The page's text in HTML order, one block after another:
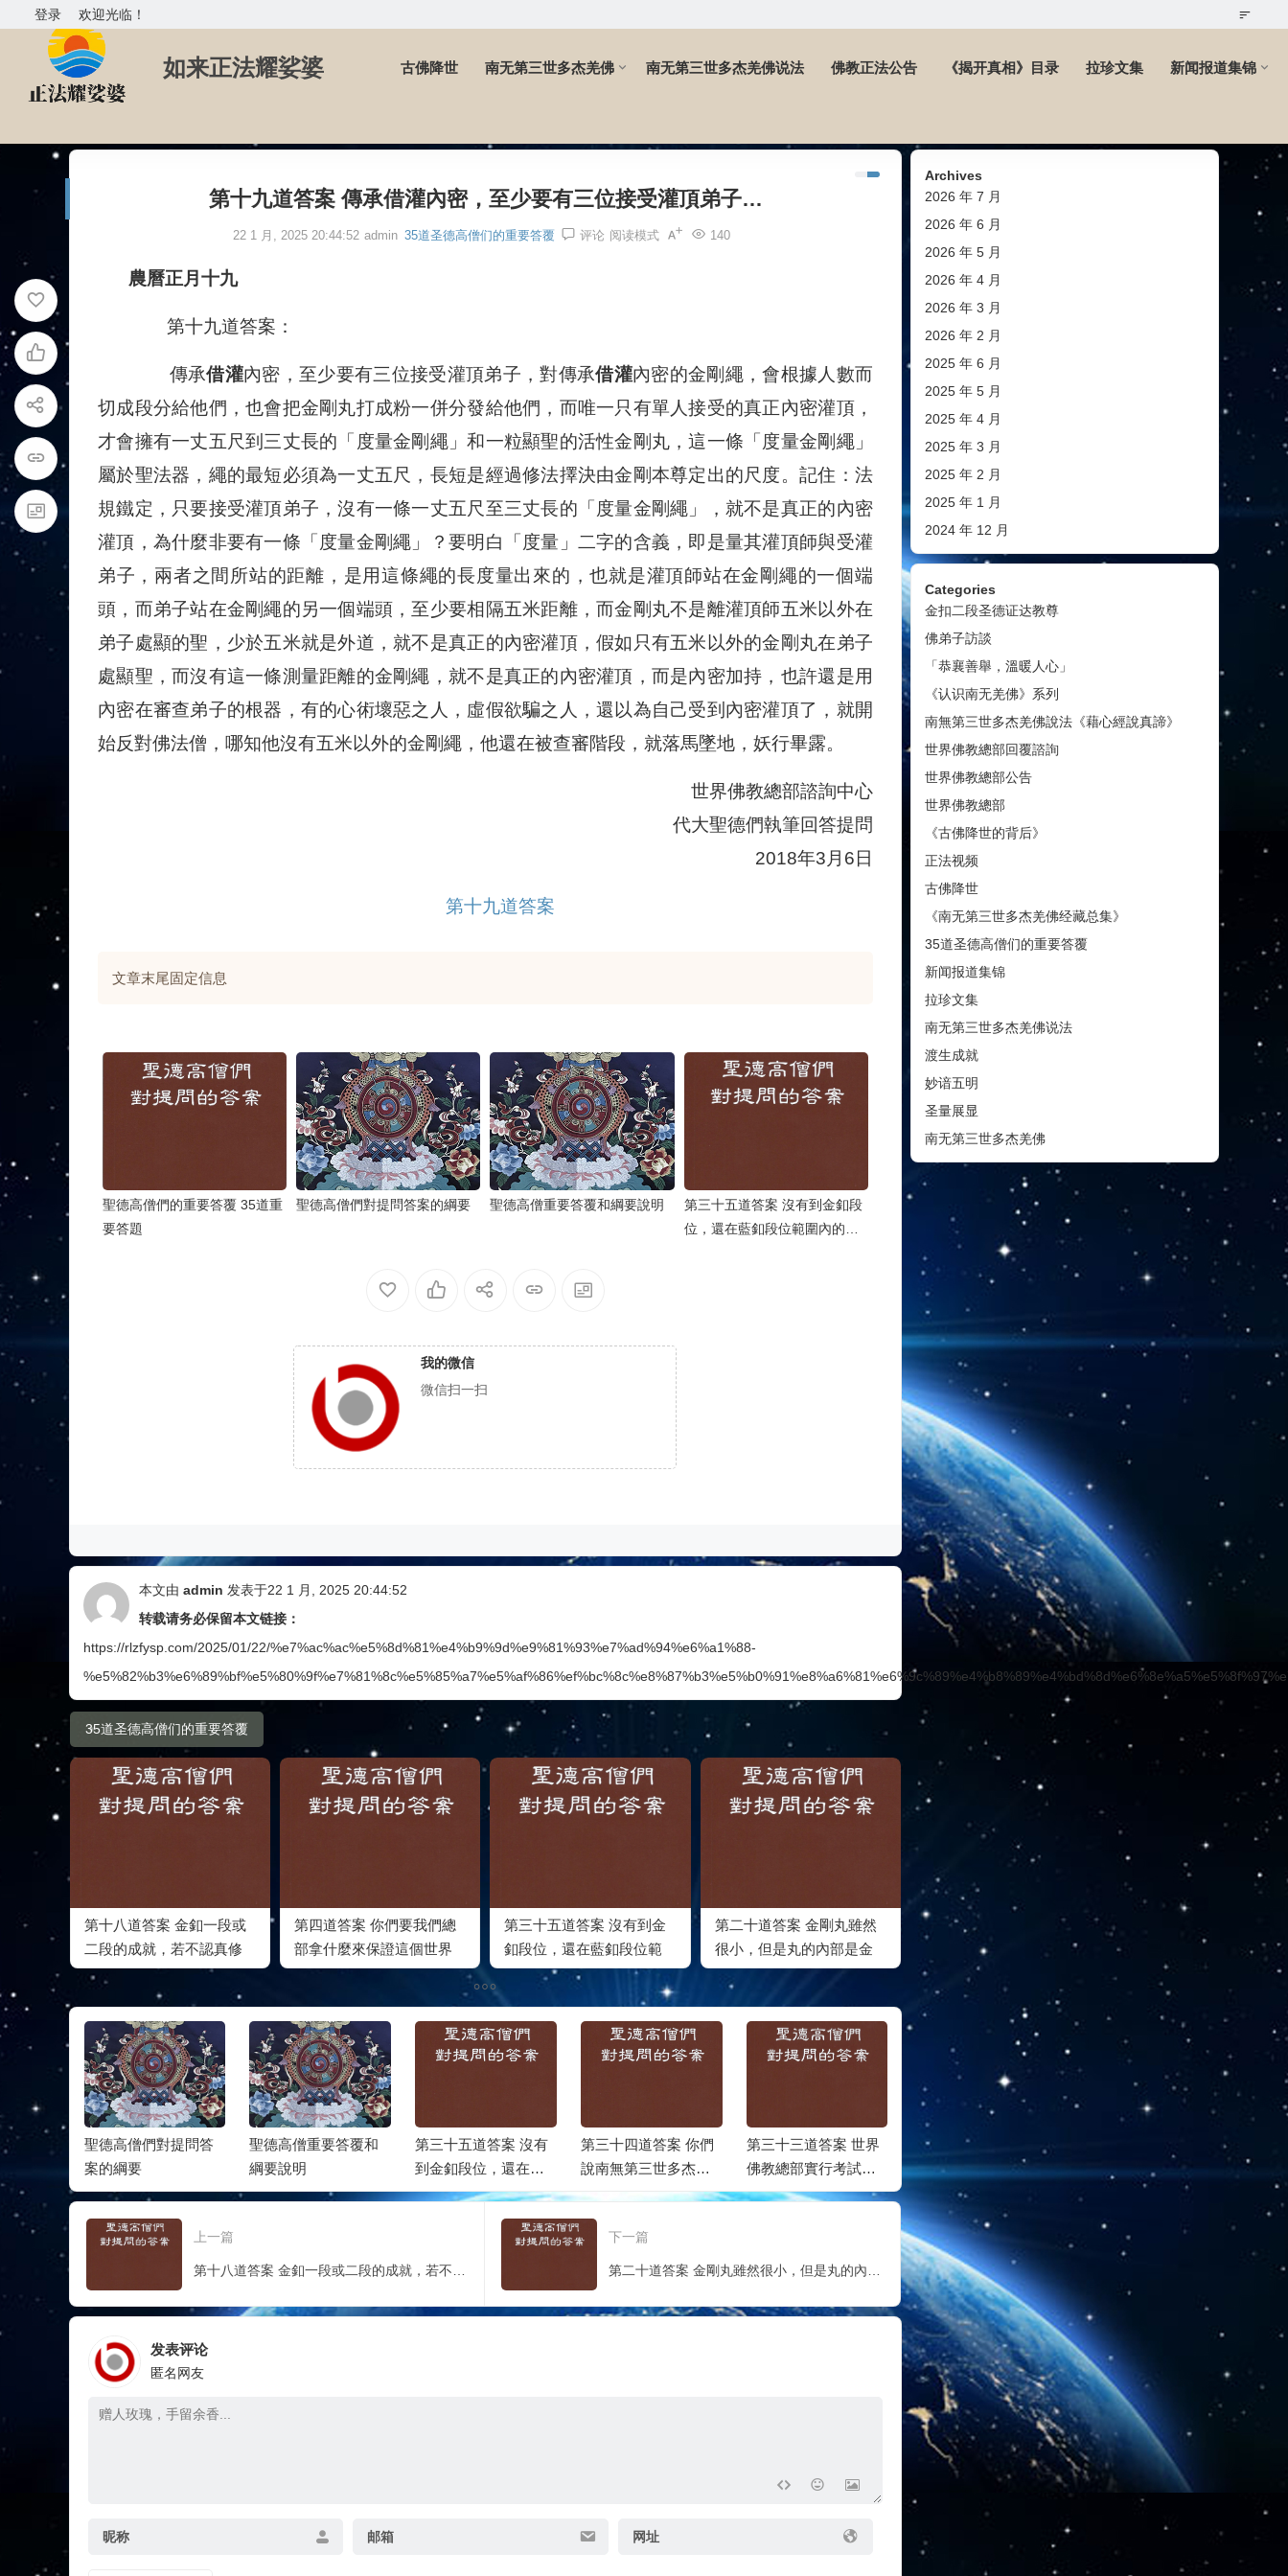
欢迎光临！
登录
如来正法耀娑婆 古佛降世 南无第三世多杰羌佛 南无第三世多杰羌佛说法 佛教正法公告 《揭开真相》目录 拉珍文集 新闻报道集锦
第十九道答案 傳承借灌內密，至少要有三位接受灌頂弟子…
22 1 月, 2025 20:44:52 admin 35道圣德高僧们的重要答覆 评论 140
阅读模式
農曆正月十九
第十九道答案：
傳承借灌內密，至少要有三位接受灌頂弟子，對傳承借灌內密的金剛繩，會根據人數而
切成段分給他們，也會把金剛丸打成粉一併分發給他們，而唯一只有單人接受的真正內密灌頂，
才會擁有一丈五尺到三丈長的「度量金剛繩」和一粒顯聖的活性金剛丸，這一條「度量金剛繩」
屬於聖法器，繩的最短必須為一丈五尺，長短是經過修法擇決由金剛本尊定出的尺度。記住：法
規鐵定，只要接受灌頂弟子，沒有一條一丈五尺至三丈長的「度量金剛繩」，就不是真正的內密
灌頂，為什麼非要有一條「度量金剛繩」？要明白「度量」二字的含義，即是量其灌頂師與受灌
弟子，兩者之間所站的距離，是用這條繩的長度量出來的，也就是灌頂師站在金剛繩的一個端
頭，而弟子站在金剛繩的另一個端頭，至少要相隔五米距離，而金剛丸不是離灌頂師五米以外在
弟子處顯的聖，少於五米就是外道，就不是真正的內密灌頂，假如只有五米以外的金剛丸在弟子
處顯聖，而沒有這一條測量距離的金剛繩，就不是真正的內密灌頂，而是內密加持，也許還是用
內密在審查弟子的根器，有的心術壞惡之人，虛假欲騙之人，還以為自己受到內密灌頂了，就開
始反對佛法僧，哪知他沒有五米以外的金剛繩，他還在被查審階段，就落馬墜地，妖行畢露。
世界佛教總部諮詢中心
代大聖德們執筆回答提問
2018年3月6日
第十九道答案
文章末尾固定信息
聖德高僧們的重要答覆 35道重
要答題
聖德高僧們對提問答案的綱要 聖德高僧重要答覆和綱要說明
第三十五道答案 沒有到金釦段
位，還在藍釦段位範圍內的為
我的微信
微信扫一扫
本文由 admin 发表于22 1 月, 2025 20:44:52
转载请务必保留本文链接：
https://rlzfysp.com/2025/01/22/%e7%ac%ac%e5%8d%81%e4%b9%9d%e9%81%93%e7%ad%94%e6%a1%88-
35道圣德高僧们的重要答覆
第十八道答案 金釦一段或
二段的成就，若不認真修
行，還有退道的危險
第四道答案 你們要我們總
部拿什麼來保證這個世界
上最好的修行和修法
第三十五道答案 沒有到金
釦段位，還在藍釦段位範
圍內的為師之人
第二十道答案 金剛丸雖然
很小，但是丸的內部是金
剛壇場
要答
聖德高僧們對提問答
案的綱要
聖德高僧重要答覆和
綱要說明
第三十五道答案 沒有
到金釦段位，還在藍
釦段位範圍內的為師
第三十四道答案 你們
說南無第三世多杰羌
佛是西藏密宗，這實
在是錯誤的理解
第三十三道答案 世界
佛教總部實行考試制
的目的，是為了幫助
第三十二道答案 佛堂
有很多種，以恭敬之
心建立、開光，屬於
普通佛堂
薩一表，要看設定表
上所寫要求的是什麼
法定
在符
密壇
上一篇 下一篇
发表评论
匿名网友
昵称 邮箱 网址
Archives
2026 年 7 月
2026 年 6 月
2026 年 5 月
2026 年 4 月
2026 年 3 月
2026 年 2 月
2025 年 6 月
2025 年 5 月
2025 年 4 月
2025 年 3 月
2025 年 2 月
2025 年 1 月
2024 年 12 月
Categories
金扣二段圣德证达教尊
佛弟子訪談
「恭襄善舉，溫暖人心」
《认识南无羌佛》系列
南無第三世多杰羌佛說法《藉心經說真諦》
世界佛教總部回覆諮詢
世界佛教總部公告
世界佛教總部
《古佛降世的背后》
正法视频
古佛降世
《南无第三世多杰羌佛经藏总集》
35道圣德高僧们的重要答覆
新闻报道集锦
拉珍文集
南无第三世多杰羌佛说法
渡生成就
妙谙五明
圣量展显
南无第三世多杰羌佛